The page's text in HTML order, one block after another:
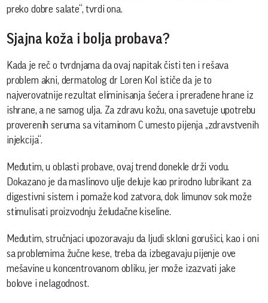
preko dobre salate“, tvrdi ona.
Sjajna koža i bolja probava?
Kada je reč o tvrdnjama da ovaj napitak čisti ten i rešava
problem akni, dermatolog dr Loren Kol ističe da je to
najverovatnije rezultat eliminisanja šećera i prerađene hrane iz
ishrane, a ne samog ulja. Za zdravu kožu, ona savetuje upotrebu
proverenih seruma sa vitaminom C umesto pijenja „zdravstvenih
injekcija“.
Međutim, u oblasti probave, ovaj trend donekle drži vodu.
Dokazano je da maslinovo ulje deluje kao prirodno lubrikant za
digestivni sistem i pomaže kod zatvora, dok limunov sok može
stimulisati proizvodnju želudačne kiseline.
Međutim, stručnjaci upozoravaju da ljudi skloni gorušici, kao i oni
sa problemima žučne kese, treba da izbegavaju pijenje ove
mešavine u koncentrovanom obliku, jer može izazvati jake
bolove i nelagodnost.